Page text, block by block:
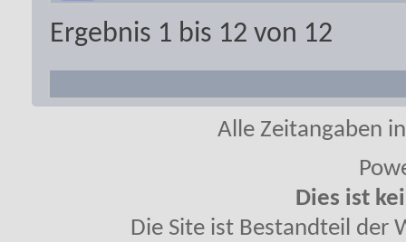
Ergebnis 1 bis 12 von 12
Alle Zeitangaben
Dies ist
Die Site ist Bestandteil der